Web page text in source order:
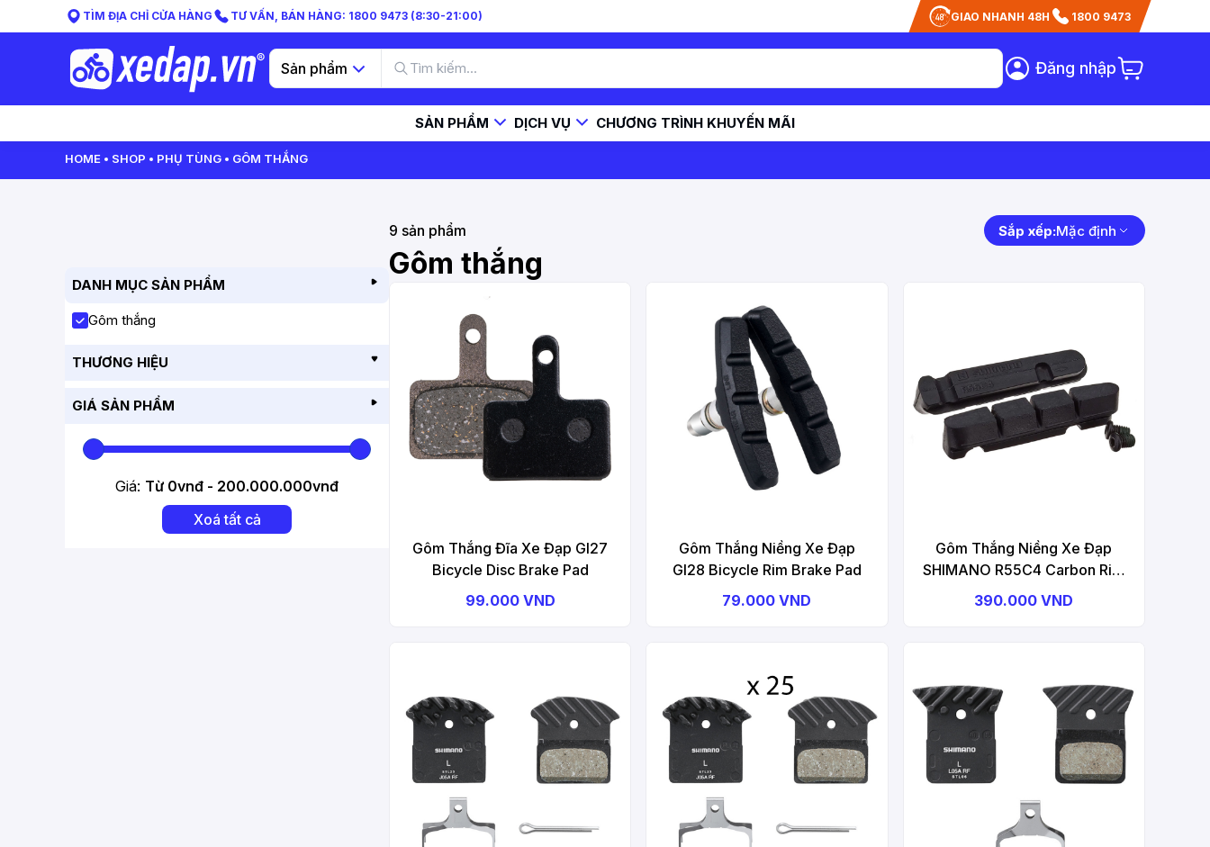
TÌM ĐỊA CHỈ CỬA HÀNG TƯ VẤN, BÁN HÀNG: 1800 9473 (8:30-21:00) GIAO NHANH 48H 1800 9473
Sản phẩm Đăng nhập
SẢN PHẨM DỊCH VỤ CHƯƠNG TRÌNH KHUYẾN MÃI
HOME SHOP PHỤ TÙNG GÔM THẮNG
DANH MỤC SẢN PHẨM
Gôm thắng
THƯƠNG HIỆU
GIANT
GI
GIÁ SẢN PHẨM
Giá: Từ 0vnđ - 200.000.000vnđ
Xoá tất cả
9 sản phẩm Sắp xếp:Mặc định
Gôm thắng
Gôm Thắng Đĩa Xe Đạp GI27
Bicycle Disc Brake Pad
99.000 VND
Gôm Thắng Niềng Xe Đạp
GI28 Bicycle Rim Brake Pad
79.000 VND
Gôm Thắng Niềng Xe Đạp
SHIMANO R55C4 Carbon Rim
Brake Shoes And Fixing Bolts
390.000 VND